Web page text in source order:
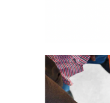
La
d’intérêts
18 septembre